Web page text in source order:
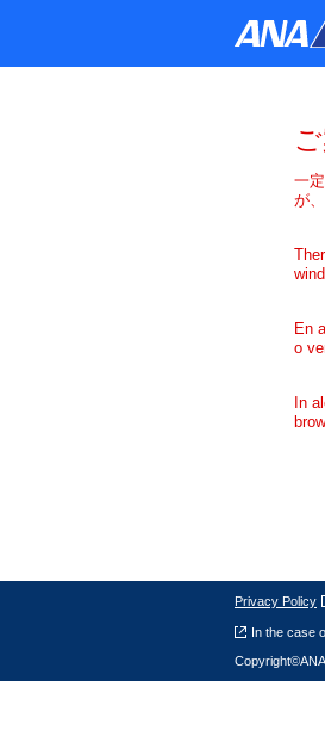
一
が
En
o
In
Privacy Policy
In the case
Copyright©ANA